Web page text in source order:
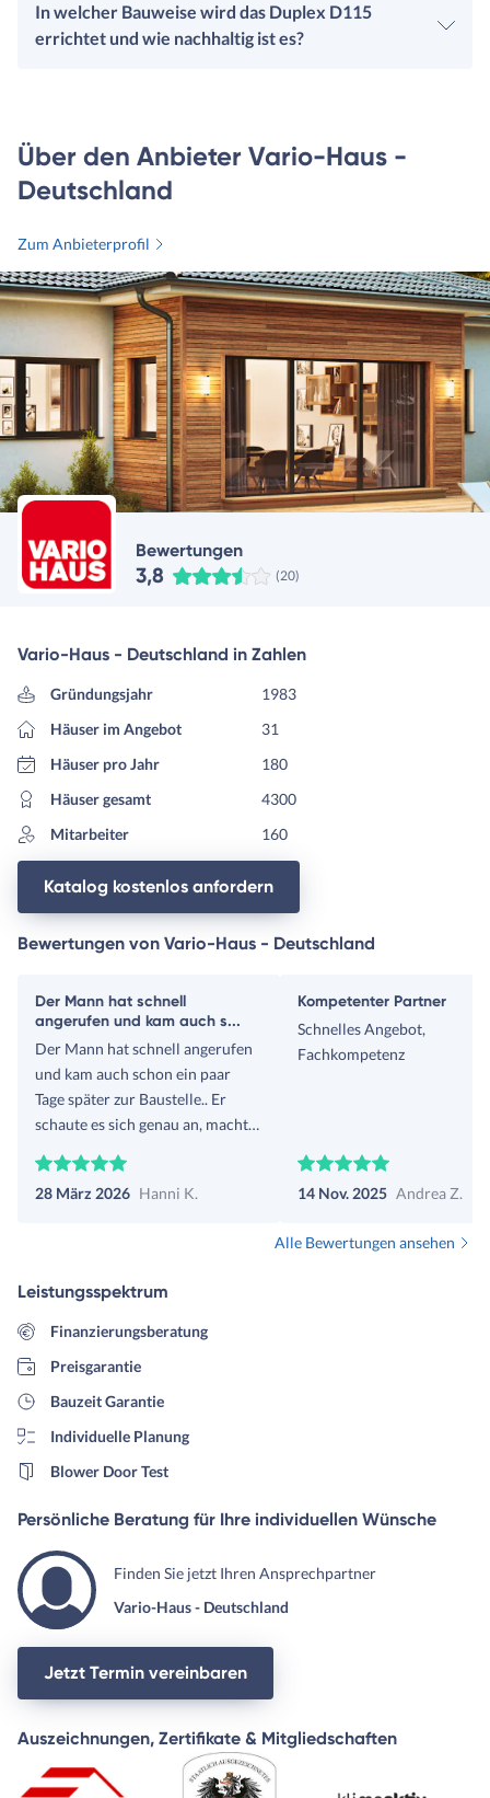
In welcher Bauweise wird das Duplex D115
errichtet und wie nachhaltig ist es?
Über den Anbieter Vario-Haus -
Deutschland
Zum Anbieterprofil
Bewertungen
3,8 (20)
Vario-Haus - Deutschland in Zahlen
Gründungsjahr
1983
Häuser im Angebot
31
Häuser pro Jahr
180
Häuser gesamt
4300
Mitarbeiter
160
Katalog kostenlos anfordern
Bewertungen von Vario-Haus - Deutschland
Der Mann hat schnell
angerufen und kam auch s...
Der Mann hat schnell angerufen
und kam auch schon ein paar
Tage später zur Baustelle.. Er
schaute es sich genau an, machte
realisieren ist. Machte Fotos,
hörte sich unsere Vorstellung an
abzuklären.. Nun warten wir auf
das Angebot
28 März 2026 Hanni K.
Kompetenter Partner
Schnelles Angebot,
Fachkompetenz
14 Nov. 2025 Andrea Z.
Alle Bewertungen ansehen
Leistungsspektrum
Finanzierungsberatung
Preisgarantie
Bauzeit Garantie
Individuelle Planung
Blower Door Test
Persönliche Beratung für Ihre individuellen Wünsche
Finden Sie jetzt Ihren Ansprechpartner
Vario-Haus - Deutschland
Jetzt Termin vereinbaren
Auszeichnungen, Zertifikate & Mitgliedschaften